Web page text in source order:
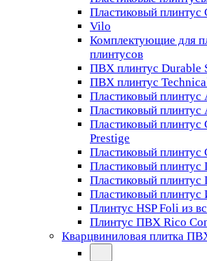
Пластиковый плинтус
Vilo
Комплектующие для
плинтусов
ПВХ плинтус Durable
ПВХ плинтус
Пластиковый
Пластиковый
Пластиковый плинтус
Prestige
Пластиковый плинтус
Пластиковый плинтус
Пластиковый плинтус
Пластиковый
Плинтус HSP Foli из
Плинтус ПВХ Rico
Кварцвиниловая плитка